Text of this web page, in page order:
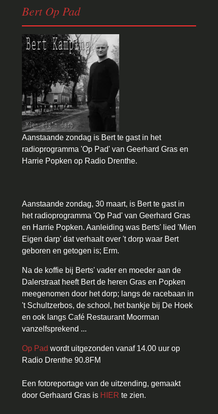
Bert Op Pad
Aanstaande zondag is Bert te gast in het
radioprogramma 'Op Pad' van Geerhard Gras en
Harrie Popken op Radio Drenthe.
Aanstaande zondag, 30 maart, is Bert te gast in
het radioprogramma 'Op Pad' van Geerhard Gras
en Harrie Popken. Aanleiding was Berts' lied 'Mien
Eigen darp' dat verhaalt over 't dorp waar Bert
geboren en getogen is; Erm.
Na de koffie bij Berts' vader en moeder aan de
Dalerstraat heeft Bert de heren Gras en Popken
meegenomen door het dorp; langs de racebaan in
't Schultzerbos, de school, het bankje bij De Hoek
en ook langs Café Restaurant Moorman
vanzelfsprekend ...
Op Pad wordt uitgezonden vanaf 14.00 uur op
Radio Drenthe 90.8FM
Een fotoreportage van de uitzending, gemaakt
door Gerhaard Gras is HIER te zien.